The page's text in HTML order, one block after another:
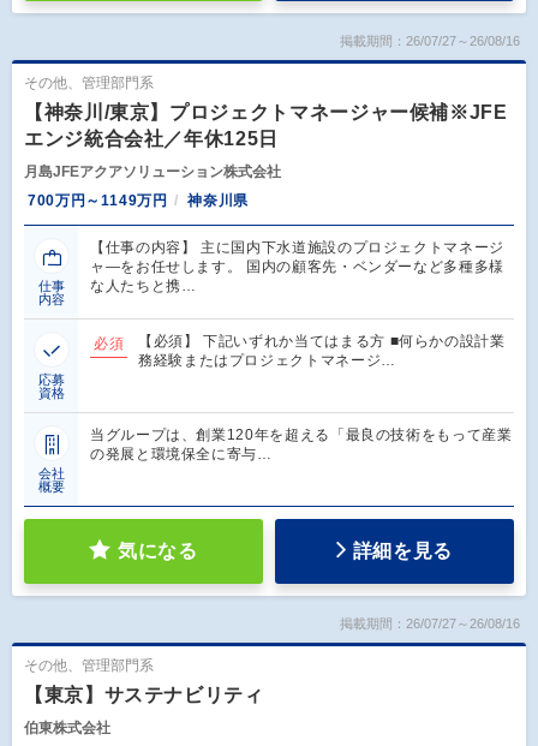
掲載期間：26/07/27～26/08/16
その他、管理部門系
【神奈川/東京】プロジェクトマネージャー候補※JFE
エンジ統合会社／年休125日
月島JFEアクアソリューション株式会社
700万円～1149万円
神奈川県
仕事
内容
【仕事の内容】 主に国内下水道施設のプロジェクトマネージ
ャ―をお任せします。 国内の顧客先・ベンダーなど多種多様
な人たちと携…
応募
資格
必須
【必須】 下記いずれか当てはまる方 ■何らかの設計業
務経験またはプロジェクトマネージ…
会社
概要
当グループは、創業120年を超える「最良の技術をもって産業
の発展と環境保全に寄与…
気になる 詳細を見る
掲載期間：26/07/27～26/08/16
その他、管理部門系
【東京】サステナビリティ
伯東株式会社